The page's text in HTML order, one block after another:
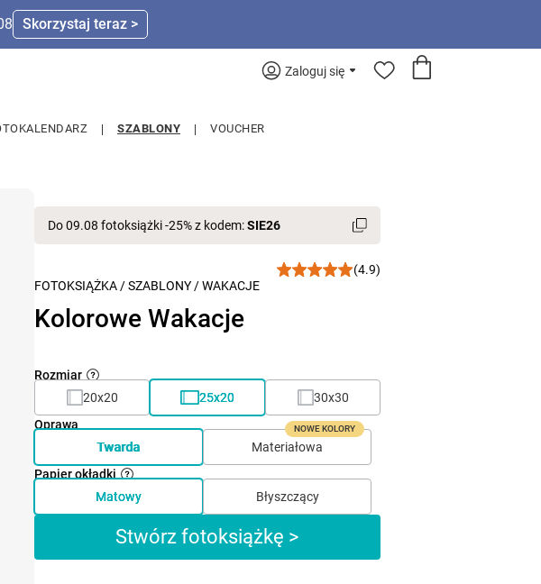
Skorzystaj teraz >
Zaloguj się
SZABLONY VOUCHER
Do 09.08 fotoksiążki -25% z kodem:SIE26
FOTOKSIĄŻKA /SZABLONY /WAKACJE
(4.9)
Kolorowe Wakacje
Rozmiar
20x20
25x20
30x30
Oprawa
Twarda
Materiałowa
NOWE KOLORY
Papier okładki
Matowy
Błyszczący
Stwórz fotoksiążkę >